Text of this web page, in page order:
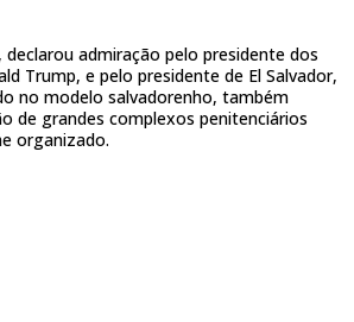
admiração pelo presidente dos
Trump, e pelo presidente de El Salvador,
no modelo salvadorenho, também
de grandes complexos penitenciários
organizado.